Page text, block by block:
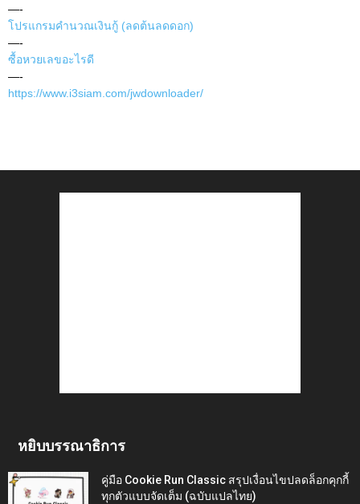
—-
โปรแกรมคำนวณเงินกู้ (ลดต้นลดดอก)
—-
ซื้อหวยเลขอะไรดี
—-
https://www.i3siam.com/jwdownloader/
หยิบบรรณาธิการ
คู่มือ Cookie Run Classic สรุปเงื่อนไขปลดล็อกคุกกี้
ทุกตัวแบบจัดเต็ม (ฉบับแปลไทย)